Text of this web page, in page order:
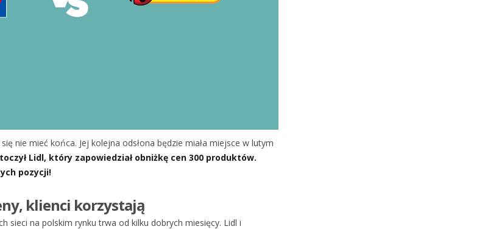
nie mieć końca. Jej kolejna odsłona będzie miała miejsce w lutym
Lidl, który zapowiedział obniżkę cen 300 produktów.
pozycji!
klienci korzystają
sieci na polskim rynku trwa od kilku dobrych miesięcy. Lidl i